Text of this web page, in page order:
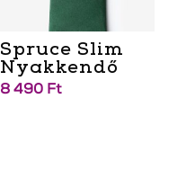
Spruce Slim
Nyakkendő
8 490 Ft